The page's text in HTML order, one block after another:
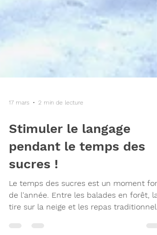
17 mars 2 min de lecture
Stimuler le langage
pendant le temps des
sucres !
Le temps des sucres est un moment fort